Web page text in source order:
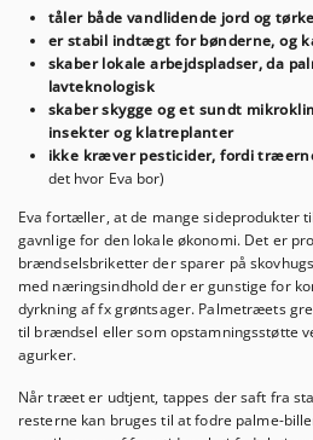
tåler både vandlidende jord og
er stabil indtægt for bønderne, og
skaber lokale arbejdspladser, da
lavteknologisk
skaber skygge og et sundt
insekter og klatreplanter
ikke kræver pesticider, fordi
det hvor Eva bor)
Eva fortæller, at de mange sideprodukter
gavnlige for den lokale økonomi. Det er
brændselsbriketter der sparer på
med næringsindhold der er gunstige for
dyrkning af fx grøntsager. Palmetræets
til brændsel eller som opstamningsstøtte
agurker.
Når træet er udtjent, tappes der saft fra
resterne kan bruges til at fodre palme-